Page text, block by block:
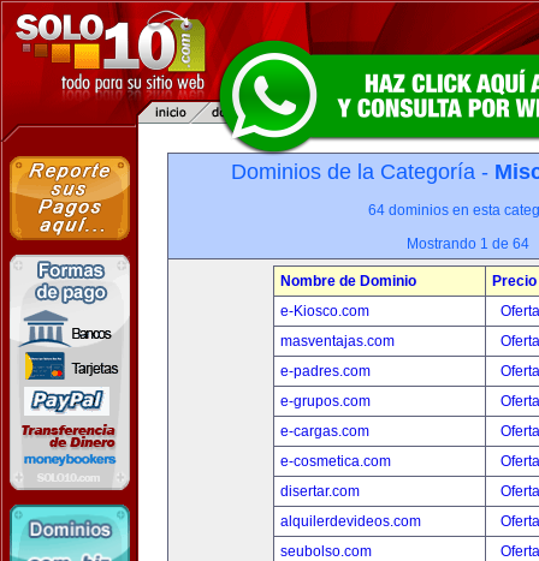
Dominios de la Categoría -
64 dominios en esta
Mostrando 1 de 64
Nombre de Dominio
Precio
e-Kiosco.com
masventajas.com
e-padres.com
e-grupos.com
e-cargas.com
e-cosmetica.com
disertar.com
alquilerdevideos.com
seubolso.com